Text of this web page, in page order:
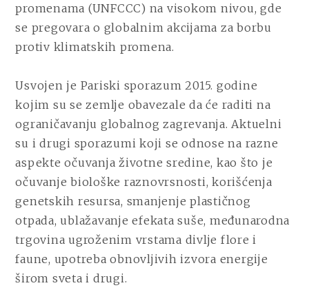
promenama (UNFCCC) na visokom nivou, gde
se pregovara o globalnim akcijama za borbu
protiv klimatskih promena.
Usvojen je Pariski sporazum 2015. godine
kojim su se zemlje obavezale da će raditi na
ograničavanju globalnog zagrevanja. Aktuelni
su i drugi sporazumi koji se odnose na razne
aspekte očuvanja životne sredine, kao što je
očuvanje biološke raznovrsnosti, korišćenja
genetskih resursa, smanjenje plastičnog
otpada, ublažavanje efekata suše, međunarodna
trgovina ugroženim vrstama divlje flore i
faune, upotreba obnovljivih izvora energije
širom sveta i drugi.